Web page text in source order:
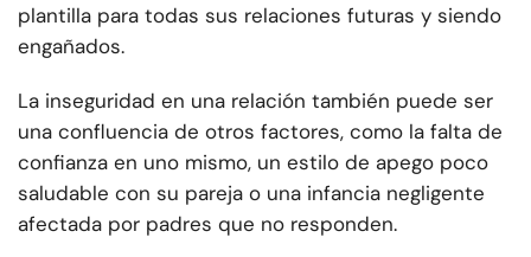
plantilla para todas sus relaciones futuras y siendo
engañados.
La inseguridad en una relación también puede ser
una confluencia de otros factores, como la falta de
confianza en uno mismo, un estilo de apego poco
saludable con su pareja o una infancia negligente
afectada por padres que no responden.